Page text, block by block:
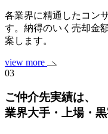
各業界に精通したコン
す。納得のいく売却金
案します。
view more
03
ご仲介先実績は、
業界大手・上場・